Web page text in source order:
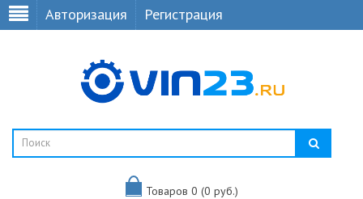
Авторизация Регистрация
Товаров 0 (0 руб.)